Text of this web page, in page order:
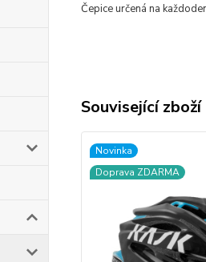
Čepice určená na
Související zboží
Novinka
Doprava ZDARMA